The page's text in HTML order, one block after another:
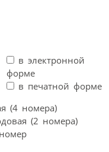
в электронной
форме
в печатной форме
(4 номера)
(2 номера)